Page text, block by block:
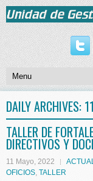
DAILY ARCHIVES:
TALLER DE
DIRECTIVOS Y
11 Mayo, 2022
OFICIOS, TALLER